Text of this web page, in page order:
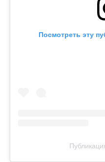
Посмотреть эту